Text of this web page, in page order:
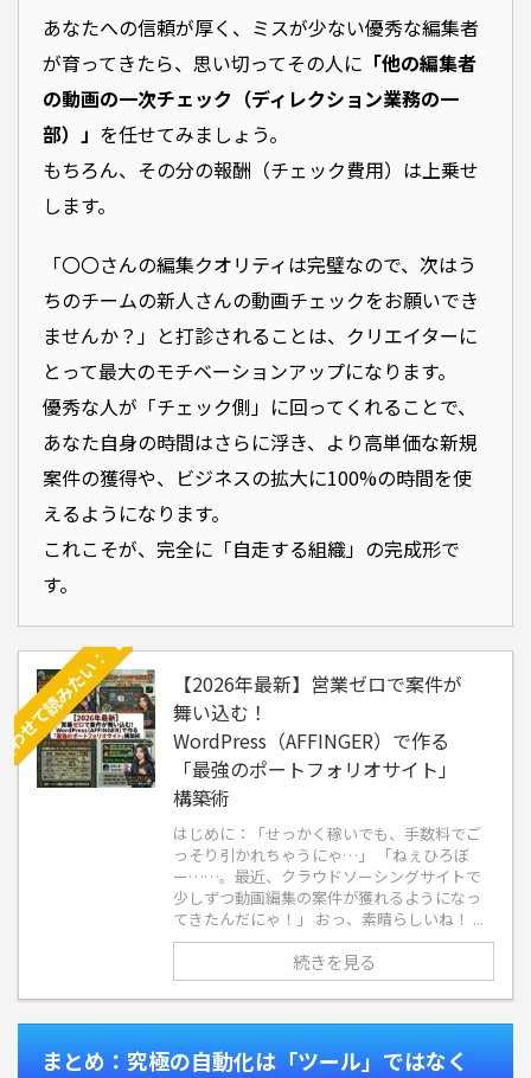
あなたへの信頼が厚く、ミスが少ない優秀な編集者
が育ってきたら、思い切ってその人に 「他の編集者
の動画の一次チェック（ディレクション業務の一
部）」 を任せてみましょう。
もちろん、その分の報酬（チェック費用）は上乗せ
します。
「〇〇さんの編集クオリティは完璧なので、次はう
ちのチームの新人さんの動画チェックをお願いでき
ませんか？」と打診されることは、クリエイターに
とって最大のモチベーションアップになります。
優秀な人が「チェック側」に回ってくれることで、
あなた自身の時間はさらに浮き、より高単価な新規
案件の獲得や、ビジネスの拡大に100%の時間を使
えるようになります。
これこそが、完全に「自走する組織」の完成形で
す。
年最新】営業ゼロで案件が舞い込む！最強のポート
【2026年最新】営業ゼロで案件が
舞い込む！
WordPress（AFFINGER）で作る
「最強のポートフォリオサイト」
構築術
はじめに：「せっかく稼いでも、手数料でご
っそり引かれちゃうにゃ…」 「ねぇひろぼ
ー……。最近、クラウドソーシングサイトで
少しずつ動画編集の案件が獲れるようになっ
てきたんだにゃ！」 おっ、素晴らしいね！ ...
続きを見る
まとめ：究極の自動化は「ツール」ではなく